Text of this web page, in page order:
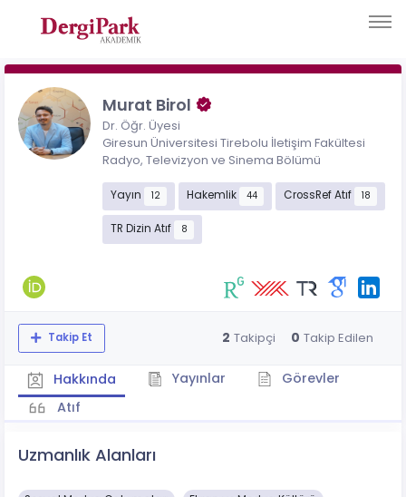
Murat Birol
Dr. Öğr. Üyesi
Giresun Üniversitesi Tirebolu İletişim Fakültesi
Radyo, Televizyon ve Sinema Bölümü
Yayın 12 Hakemlik 44 CrossRef Atıf 18
TR Dizin Atıf 8
Takip Et 2 Takipçi 0 Takip Edilen
Hakkında Yayınlar
Görevler
Atıf
Uzmanlık Alanları